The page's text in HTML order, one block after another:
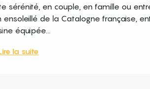
sérénité, en couple, en famille ou
ensoleillé de la Catalogne française,
équipée...
la suite